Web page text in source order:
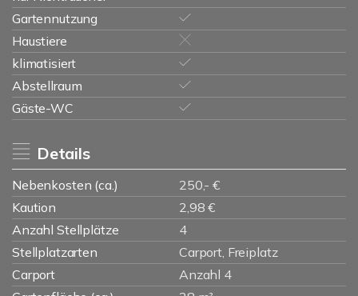
Gartennutzung
Haustiere
klimatisiert
Abstellraum
Gäste-WC
Details
Nebenkosten (ca.)
250,- €
Kaution
2,98 €
Anzahl Stellplätze
4
Stellplatzarten
Carport, Freiplatz
Carport
Anzahl 4